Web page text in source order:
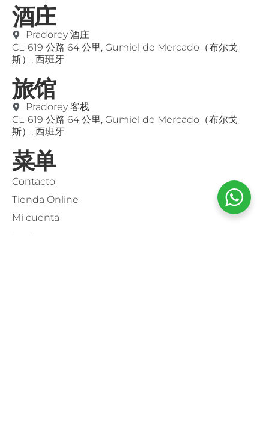
酒庄
Pradorey 酒庄
CL-619 公路 64 公里, Gumiel de Mercado（布尔戈
斯）, 西班牙
旅馆
Pradorey 客栈
CL-619 公路 64 公里, Gumiel de Mercado（布尔戈
斯）, 西班牙
菜单
Contacto
Tienda Online
Mi cuenta
Login